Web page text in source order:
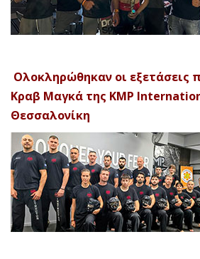
Ολοκληρώθηκαν οι εξετάσεις
Κραβ Μαγκά της KMP
Θεσσαλονίκη